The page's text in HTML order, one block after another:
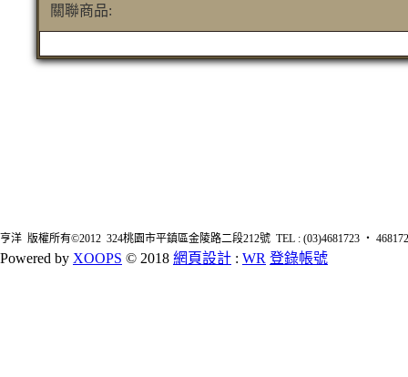
關聯商品:
亨洋 版權所有©2012 324桃園市平鎮區金陵路二段212號 TEL : (03)4681723 ‧
Powered by XOOPS © 2018 網頁設計 : WR 登錄帳號